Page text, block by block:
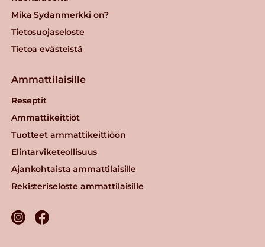
Mikä Sydänmerkki on?
Tietosuojaseloste
Tietoa evästeistä
Ammattilaisille
Reseptit
Ammattikeittiöt
Tuotteet ammattikeittiöön
Elintarviketeollisuus
Ajankohtaista ammattilaisille
Rekisteriseloste ammattilaisille